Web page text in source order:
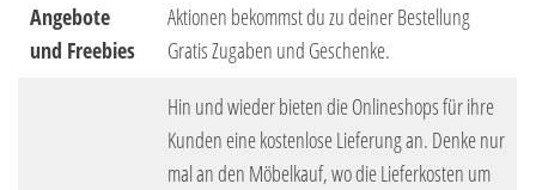
Angebote
und Freebies
Aktionen bekommst du zu deiner Bestellung
Gratis Zugaben und Geschenke.
Hin und wieder bieten die Onlineshops für ihre
Kunden eine kostenlose Lieferung an. Denke nur
mal an den Möbelkauf, wo die Lieferkosten um